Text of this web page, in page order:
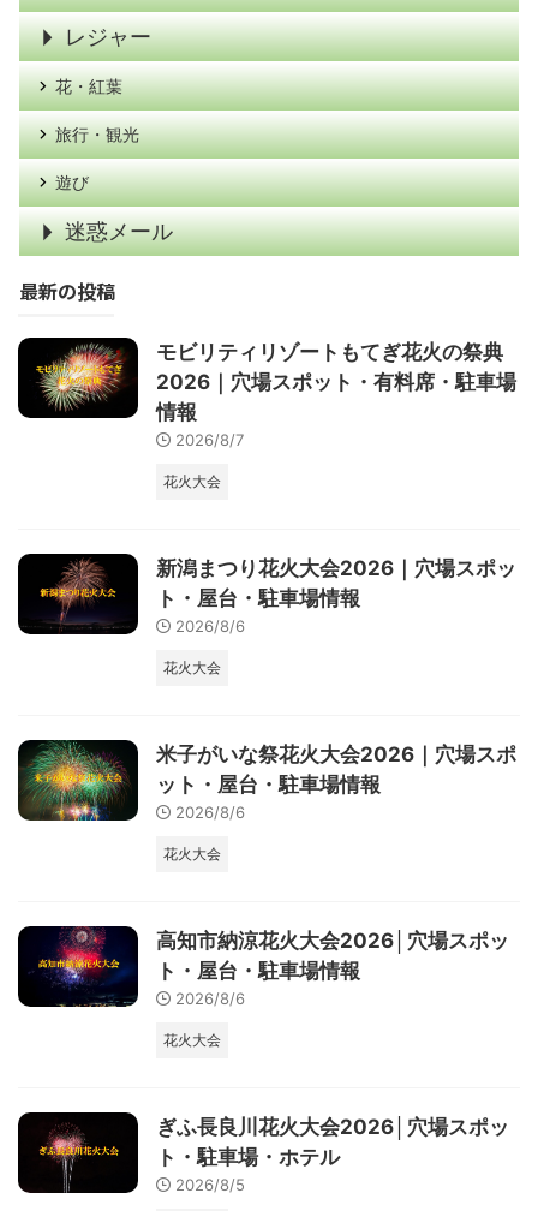
レジャー
花・紅葉
旅行・観光
遊び
迷惑メール
最新の投稿
モビリティリゾートもてぎ花火の祭典
2026｜穴場スポット・有料席・駐車場
情報
2026/8/7
花火大会
新潟まつり花火大会2026｜穴場スポッ
ト・屋台・駐車場情報
2026/8/6
花火大会
米子がいな祭花火大会2026｜穴場スポ
ット・屋台・駐車場情報
2026/8/6
花火大会
高知市納涼花火大会2026│穴場スポッ
ト・屋台・駐車場情報
2026/8/6
花火大会
ぎふ長良川花火大会2026│穴場スポッ
ト・駐車場・ホテル
2026/8/5